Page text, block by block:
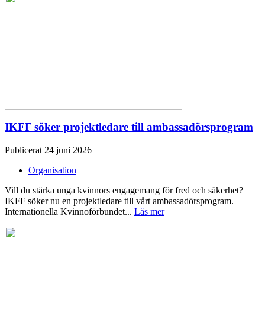
IKFF söker projektledare till ambassadörsprogram
Publicerat 24 juni 2026
Organisation
Vill du stärka unga kvinnors engagemang för fred och säkerhet?
IKFF söker nu en projektledare till vårt ambassadörsprogram.
Internationella Kvinnoförbundet... Läs mer